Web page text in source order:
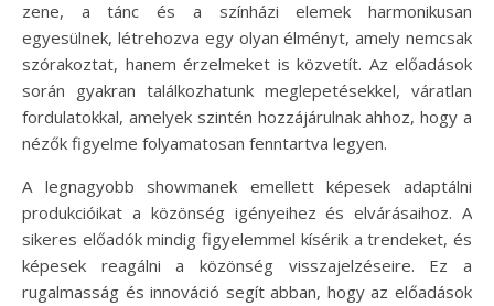
zene, a tánc és a színházi elemek harmonikusan
egyesülnek, létrehozva egy olyan élményt, amely nemcsak
szórakoztat, hanem érzelmeket is közvetít. Az előadások
során gyakran találkozhatunk meglepetésekkel, váratlan
fordulatokkal, amelyek szintén hozzájárulnak ahhoz, hogy a
nézők figyelme folyamatosan fenntartva legyen.
A legnagyobb showmanek emellett képesek adaptálni
produkcióikat a közönség igényeihez és elvárásaihoz. A
sikeres előadók mindig figyelemmel kísérik a trendeket, és
képesek reagálni a közönség visszajelzéseire. Ez a
rugalmasság és innováció segít abban, hogy az előadások